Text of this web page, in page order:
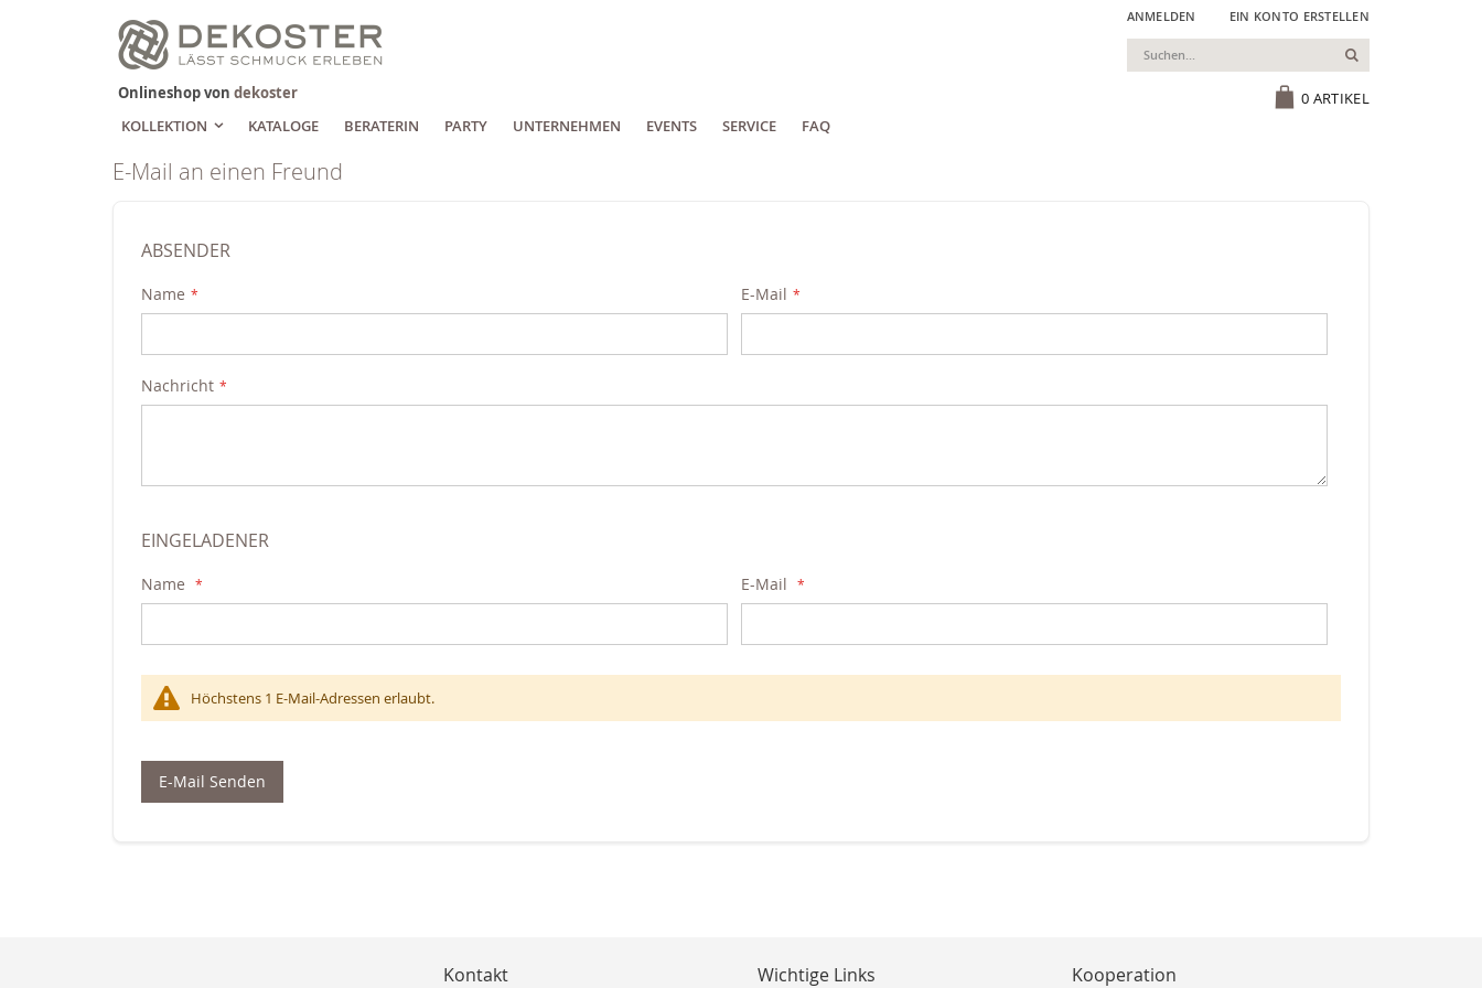
Zum
Inhalt
springen
ANMELDEN EIN KONTO ERSTELLEN
0 ARTIKEL
Suchen
Onlineshop von dekoster
KOLLEKTION
KATALOGE BERATERIN PARTY UNTERNEHMEN EVENTS SERVICE FAQ
E-Mail an einen Freund
ABSENDER
Name E-Mail
Nachricht
EINGELADENER
Name E-Mail
Höchstens 1 E-Mail-Adressen erlaubt.
E-Mail Senden
Kontakt Wichtige Links Kooperation